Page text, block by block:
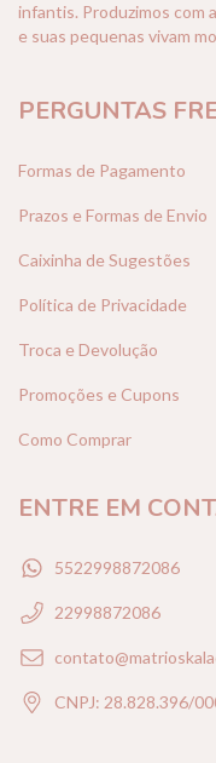
infantis. Produzimos com
e suas pequenas vivam
PERGUNTAS
Formas de Pagamento
Prazos e Formas de Envio
Caixinha de Sugestões
Política de Privacidade
Troca e Devolução
Promoções e Cupons
Como Comprar
ENTRE EM
5522998872086
22998872086
CNPJ: 28.828.396/